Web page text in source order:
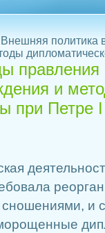
политика
правления
и
при Петре I
и